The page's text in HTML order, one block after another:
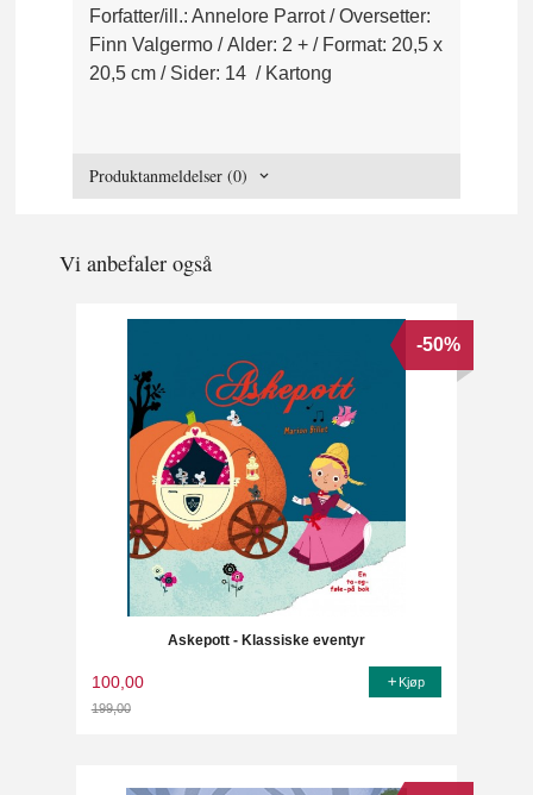
Forfatter/ill.: Annelore Parrot / Oversetter:
Finn Valgermo / Alder: 2 + / Format: 20,5 x
20,5 cm / Sider: 14 / Kartong
Produktanmeldelser (0)
Vi anbefaler også
Askepott - Klassiske eventyr
100,00
199,00
-50%
Kjøp